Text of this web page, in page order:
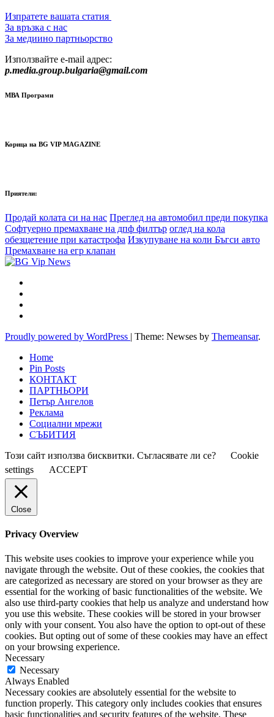
Изпратете вашата статия
За връзка с нас
За медиино партньорство
Използвайте e-mail адрес:
p.media.group.bulgaria@gmail.com
МВА Програми
Корица на BG VIP MAGAZINE
Приятели:
Продай колата си на нас Преглед на автомобил преди покупка
Софтуерно премахване на дпф филтър оглед на кола
обезщетение при катастрофа Изкупуване на коли Бъгси авто
Премахване на егр клапан
Proudly powered by WordPress | Theme: Newses by Themeansar.
Home
Pin Posts
КОНТАКТ
ПАРТНЬОРИ
Петър Ангелов
Реклама
Социални мрежи
СЪБИТИЯ
Този сайт използва бисквитки. Съгласявате ли се?
Cookie
settings
ACCEPT
Close
Privacy Overview
This website uses cookies to improve your experience while you
navigate through the website. Out of these cookies, the cookies that
are categorized as necessary are stored on your browser as they are
essential for the working of basic functionalities of the website. We
also use third-party cookies that help us analyze and understand how
you use this website. These cookies will be stored in your browser
only with your consent. You also have the option to opt-out of these
cookies. But opting out of some of these cookies may have an effect
on your browsing experience.
Necessary
Necessary
Always Enabled
Necessary cookies are absolutely essential for the website to
function properly. This category only includes cookies that ensures
basic functionalities and security features of the website. These